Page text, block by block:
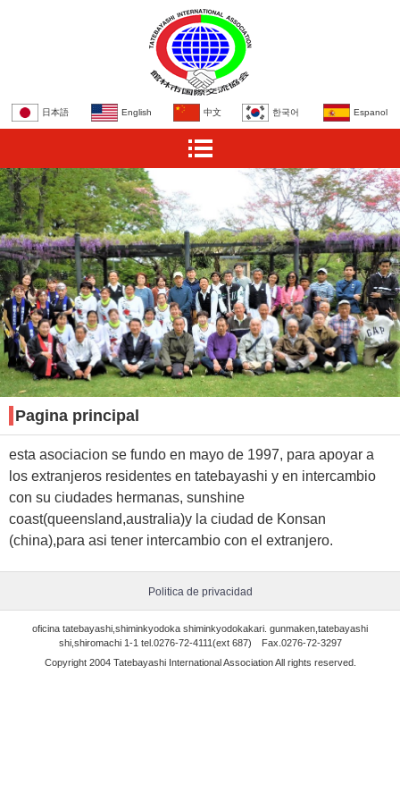
日本語 English 中文 한국어 Espanol
Pagina principal
esta asociacion se fundo en mayo de 1997, para apoyar a
los extranjeros residentes en tatebayashi y en intercambio
con su ciudades hermanas, sunshine
coast(queensland,australia)y la ciudad de Konsan
(china),para asi tener intercambio con el extranjero.
Politica de privacidad
oficina tatebayashi,shiminkyodoka shiminkyodokakari. gunmaken,tatebayashi
shi,shiromachi 1-1 tel.0276-72-4111(ext 687) Fax.0276-72-3297
Copyright 2004 Tatebayashi International Association All rights reserved.